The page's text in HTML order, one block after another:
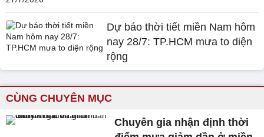
Dự báo thời tiết miền Nam hôm
nay 28/7: TP.HCM mưa to diện
rộng
CÙNG CHUYÊN MỤC
Chuyên gia nhận định thời